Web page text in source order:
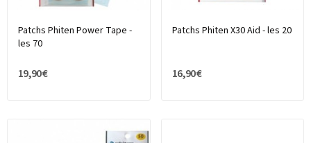
Patchs Phiten Power Tape -
les 70
19,90 €
Patchs Phiten X30 Aid - les 20
16,90 €